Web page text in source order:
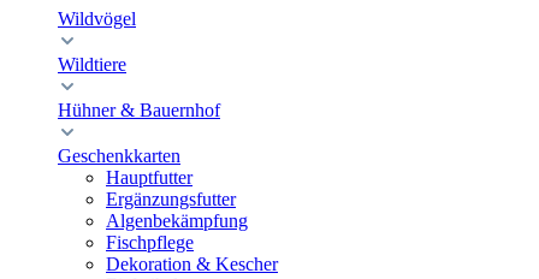
Wildvögel
Wildtiere
Hühner & Bauernhof
Geschenkkarten
Hauptfutter
Ergänzungsfutter
Algenbekämpfung
Fischpflege
Dekoration & Kescher